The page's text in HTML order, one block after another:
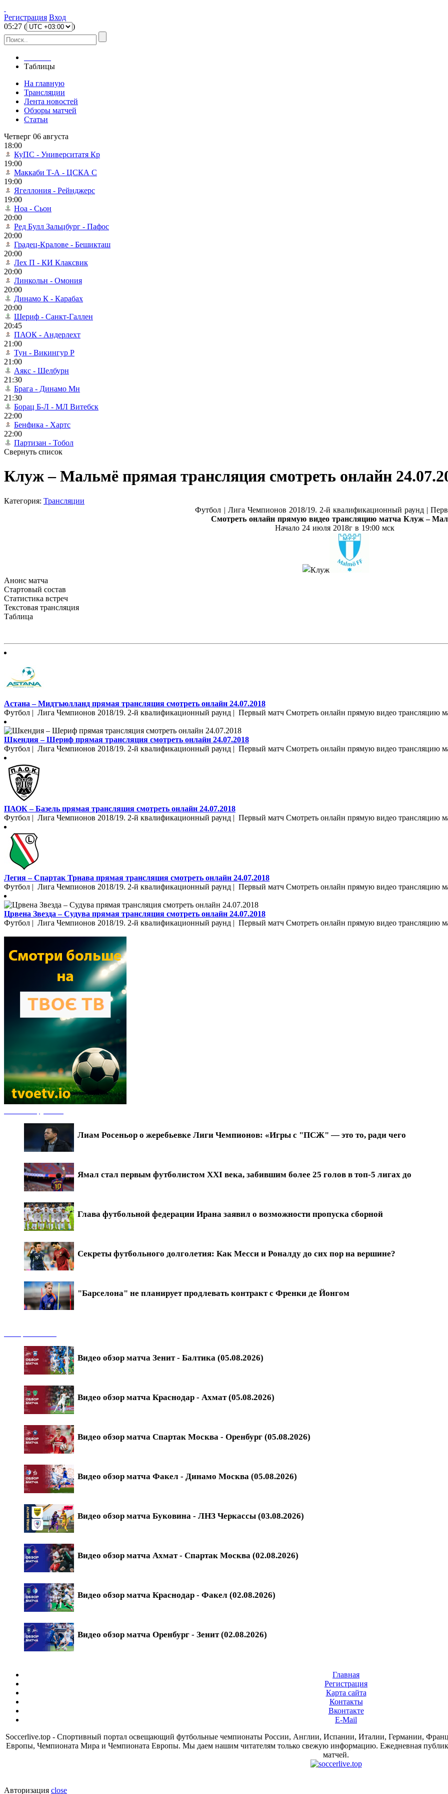
Регистрация Вход
05:27 ( )
Таблицы
На главную
Трансляции
Лента новостей
Обзоры матчей
Статьи
Четверг 06 августа
18:00
КуПС - Университатя Кр
19:00
Маккаби Т-А - ЦСКА С
19:00
Ягеллония - Рейнджерс
19:00
Ноа - Сьон
20:00
Ред Булл Зальцбург - Пафос
20:00
Градец-Кралове - Бешикташ
20:00
Лех П - КИ Клаксвик
20:00
Линкольн - Омония
20:00
Динамо К - Карабах
20:00
Шериф - Санкт-Галлен
20:45
ПАОК - Андерлехт
21:00
Тун - Викингур Р
21:00
Аякс - Шелбурн
21:30
Брага - Динамо Мн
21:30
Борац Б-Л - МЛ Витебск
22:00
Бенфика - Хартс
22:00
Партизан - Тобол
Свернуть список
Клуж – Мальмё прямая трансляция смотреть онлайн
Категория: Трансляции
Футбол | Лига Чемпионов 2018/19. 2-й квалификационный раунд |
Смотреть онлайн прямую видео трансляцию матчаКлуж –
Начало 24 июля 2018г в 19:00 мск
Анонс матча
Стартовый состав
Статистика встреч
Текстовая трансляция
Таблица
Астана – Мидтъюлланд прямая трансляция смотреть онлайн 24.07.2018
Футбол | Лига Чемпионов 2018/19. 2-й квалификационный раунд | Первый матч Смотреть онлайн прямую видео трансляцию
Шкендия – Шериф прямая трансляция смотреть онлайн 24.07.2018
Футбол | Лига Чемпионов 2018/19. 2-й квалификационный раунд | Первый матч Смотреть онлайн прямую видео трансляцию
ПАОК – Базель прямая трансляция смотреть онлайн 24.07.2018
Футбол | Лига Чемпионов 2018/19. 2-й квалификационный раунд | Первый матч Смотреть онлайн прямую видео трансляцию
Легия – Спартак Трнава прямая трансляция смотреть онлайн 24.07.2018
Футбол | Лига Чемпионов 2018/19. 2-й квалификационный раунд | Первый матч Смотреть онлайн прямую видео трансляцию
Црвена Звезда – Судува прямая трансляция смотреть онлайн 24.07.2018
Футбол | Лига Чемпионов 2018/19. 2-й квалификационный раунд | Первый матч Смотреть онлайн прямую видео трансляцию
Лиам Росеньор о жеребьевке Лиги Чемпионов: «Игры с "ПСЖ" — это то, ради чего
Ямал стал первым футболистом XXI века, забившим более 25 голов в топ-5 лигах до
Глава футбольной федерации Ирана заявил о возможности пропуска сборной
Секреты футбольного долголетия: Как Месси и Роналду до сих пор на вершине?
"Барселона" не планирует продлевать контракт с Френки де Йонгом
Видео обзор матча Зенит - Балтика (05.08.2026)
Видео обзор матча Краснодар - Ахмат (05.08.2026)
Видео обзор матча Спартак Москва - Оренбург (05.08.2026)
Видео обзор матча Факел - Динамо Москва (05.08.2026)
Видео обзор матча Буковина - ЛНЗ Черкассы (03.08.2026)
Видео обзор матча Ахмат - Спартак Москва (02.08.2026)
Видео обзор матча Краснодар - Факел (02.08.2026)
Видео обзор матча Оренбург - Зенит (02.08.2026)
Главная
Регистрация
Карта сайта
Контакты
Вконтакте
E-Mail
Soccerlive.top - Спортивный портал освещающий футбольные чемпионаты России, Англии, Испании, Италии, Германии,
Европы, Чемпионата Мира и Чемпионата Европы. Мы даем нашим читателям только свежую информацию. Ежедневная
матчей.
Авторизация close